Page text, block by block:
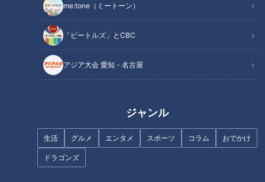
me:tone（ミートーン）
「ビートルズ」とCBC
アジア大会 愛知・名古屋
ジャンル
生活 グルメ エンタメ スポーツ コラム おでかけ
ドラゴンズ
で楽しめる“極上の一杯”とは
菜が食べ放題の大満足BBQ！岐
メ旅